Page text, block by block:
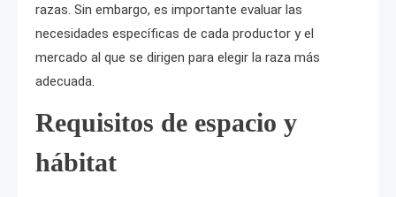
razas. Sin embargo, es importante evaluar las
necesidades específicas de cada productor y el
mercado al que se dirigen para elegir la raza más
adecuada.
Requisitos de espacio y
hábitat